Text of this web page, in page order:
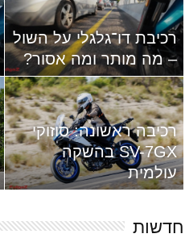
רכיבת דו־גלגלי על השול
– מה מותר ומה אסור?
רכיבה ראשונה: סוזוקי
SV-7GX בהשקה
עולמית
חדשות